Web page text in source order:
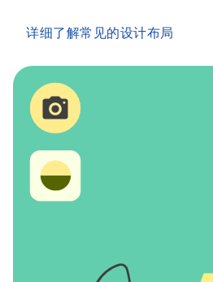
详细了解常见的设计布局